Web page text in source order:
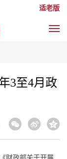
适老版
3至4月政